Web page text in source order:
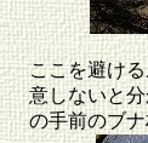
ここを避け
意しないと
の手前のブ